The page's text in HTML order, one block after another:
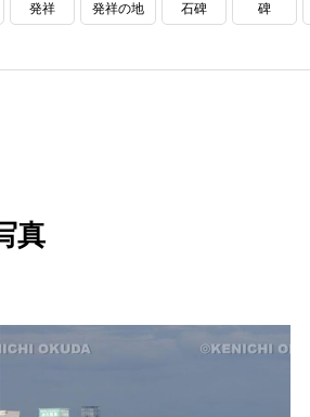
発祥 発祥の地 石碑 碑
真